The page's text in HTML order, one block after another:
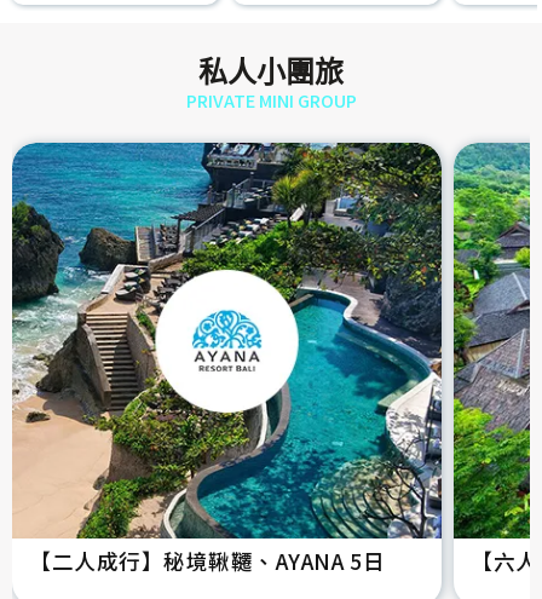
私人小團旅
PRIVATE MINI GROUP
【二人成行】秘境鞦韆、AYANA 5日 【六